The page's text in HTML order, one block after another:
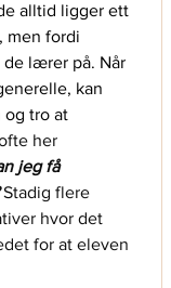
alltid ligger ett
men fordi
lærer på. Når
kan
og tro at
her
jeg få
Stadig flere
hvor det
for at eleven